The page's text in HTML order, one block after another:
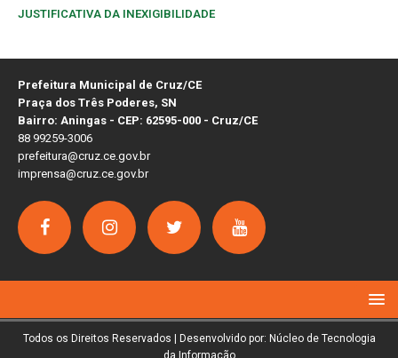
JUSTIFICATIVA DA INEXIGIBILIDADE
Prefeitura Municipal de Cruz/CE
Praça dos Três Poderes, SN
Bairro: Aningas - CEP: 62595-000 - Cruz/CE
88 99259-3006
prefeitura@cruz.ce.gov.br
imprensa@cruz.ce.gov.br
Todos os Direitos Reservados | Desenvolvido por: Núcleo de Tecnologia
da Informação